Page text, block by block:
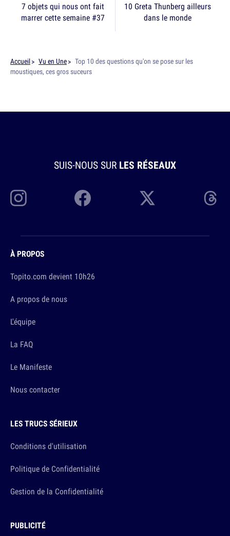
7 objets qui nous ont fait
marrer cette semaine #37
10 Greta Thunberg ailleurs
dans le monde
Accueil Vu en Une
Top 10 des questions qu'on se pose sur les
moustiques, ces gros suceurs
SUIS-NOUS SUR LES RÉSEAUX
À PROPOS
Topito.com devient 10h26
A propos de nous
L'équipe
La FAQ
Le Manifeste
Nous contacter
LES TRUCS SÉRIEUX
Conditions d'utilisation
Politique de Confidentialité
Gestion de la Confidentialité
PUBLICITÉ